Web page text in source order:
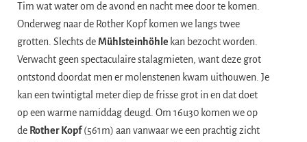
Tim wat water om de avond en nacht mee door te komen.
Onderweg naar de Rother Kopf komen we langs twee
grotten. Slechts deMühlsteinhöhle kan bezocht worden.
Verwacht geen spectaculaire stalagmieten, want deze grot
ontstond doordat men er molenstenen kwam uithouwen. Je
kan een twintigtal meter diep de frisse grot in en dat doet
op een warme namiddag deugd. Om 16u30 komen we op
de Rother Kopf(561m) aan vanwaar we een prachtig zicht